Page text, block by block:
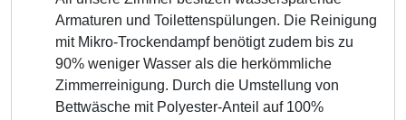
Armaturen und Toilettenspülungen. Die Reinigung
mit Mikro-Trockendampf benötigt zudem bis zu
90% weniger Wasser als die herkömmliche
Zimmerreinigung. Durch die Umstellung von
Bettwäsche mit Polyester-Anteil auf 100%